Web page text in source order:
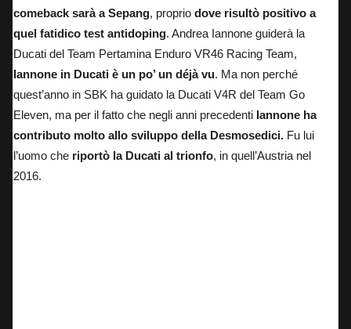
comeback sarà a Sepang, proprio dove risultò positivo a
quel fatidico test antidoping. Andrea Iannone guiderà la
Ducati del Team Pertamina Enduro VR46 Racing Team,
Iannone in Ducati è un po’ un déjà vu. Ma non perché
quest’anno in SBK ha guidato la Ducati V4R del Team Go
Eleven, ma per il fatto che negli anni precedenti Iannone ha
contributo molto allo sviluppo della Desmosedici. Fu lui
l’uomo che riportò la Ducati al trionfo, in quell’Austria nel
2016.